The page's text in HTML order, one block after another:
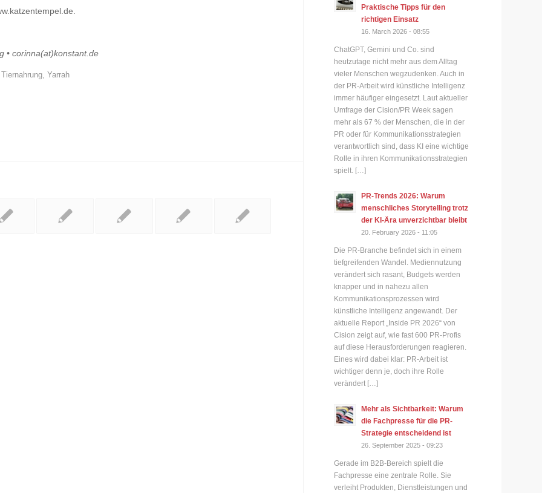
• corinna(at)konstant.de
Tiernahrung ,Yarrah
Praktische Tipps für den
richtigen Einsatz
16. March 2026 - 08:55
ChatGPT, Gemini und Co. sind
heutzutage nicht mehr aus dem Alltag
vieler Menschen wegzudenken. Auch in
der PR-Arbeit wird künstliche Intelligenz
immer häufiger eingesetzt. Laut aktueller
Umfrage der Cision/PR Week sagen
mehr als 67 % der Menschen, die in der
PR oder für Kommunikationsstrategien
verantwortlich sind, dass KI eine wichtige
Rolle in ihren Kommunikationsstrategien
spielt. […]
PR-Trends 2026: Warum
menschliches Storytelling trotz
der KI-Ära unverzichtbar bleibt
20. February 2026 - 11:05
Die PR-Branche befindet sich in einem
tiefgreifenden Wandel. Mediennutzung
verändert sich rasant, Budgets werden
knapper und in nahezu allen
Kommunikationsprozessen wird
künstliche Intelligenz angewandt. Der
aktuelle Report „Inside PR 2026“ von
Cision zeigt auf, wie fast 600 PR-Profis
auf diese Herausforderungen reagieren.
Eines wird dabei klar: PR-Arbeit ist
wichtiger denn je, doch ihre Rolle
verändert […]
Mehr als Sichtbarkeit: Warum
die Fachpresse für die PR-
Strategie entscheidend ist
26. September 2025 - 09:23
Gerade im B2B-Bereich spielt die
Fachpresse eine zentrale Rolle. Sie
verleiht Produkten, Dienstleistungen und